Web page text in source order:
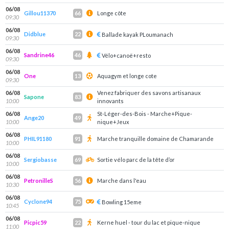
06/08
09:30
Gillou11370 66 Longe côte
06/08
09:30
Didblue 22 Ballade kayak PLoumanach
06/08
09:30
Sandrine46 46 Vélo+canoë+resto
06/08
09:30
One 13 Aquagym et longe cote
06/08
10:00
Sapone 83
Venez fabriquer des savons artisanaux
innovants
06/08
10:00
Ange20 49
St-Léger-des-Bois - Marche+Pique-
nique+Jeux
06/08
10:00
PHIL91180 91 Marche tranquille domaine de Chamarande
06/08
10:00
Sergiobasse 69 Sortie vélo parc de la tête d’or
06/08
10:30
PetronilleS 56 Marche dans l'eau
06/08
10:45
Cyclone94 75 Bowling 15eme
06/08
11:00
Picpic59 22 Kerne huel - tour du lac et pique-nique